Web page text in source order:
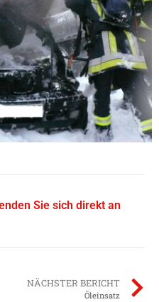
Sie sich direkt an
NÄCHSTER BERICHT
Öleinsatz